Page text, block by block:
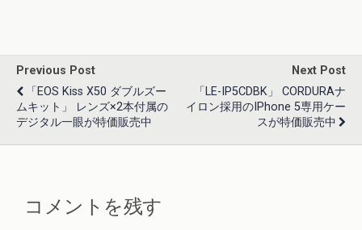
Previous Post
「EOS Kiss X50 ダブルズー
ムキット」 レンズ×2本付属の
デジタル一眼が特価販売中
Next Post
「LE-IP5CDBK」 CORDURAナ
イロン採用のiPhone 5専用ケー
スが特価販売中
コメントを残す